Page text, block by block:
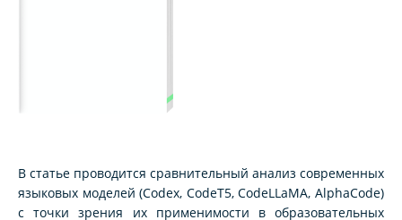
В статье проводится сравнительный анализ современных
языковых моделей (Codex, CodeT5, CodeLLaMA, AlphaCode)
с точки зрения их применимости в образовательных